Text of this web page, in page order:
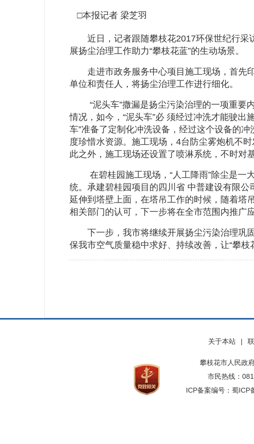
□本报记者 梁芝羽
近日，记者跟随攀枝花2017环保世纪行采
展扬尘治理工作助力“攀枝花蓝”的生动场景。
走进市政务服务中心项目施工现场，首先印
单位和责任人，将扬尘治理工作进行细化。
“泥头车”撒漏是扬尘污染治理的一项重要内
情况，如今，“泥头车”必 须经过冲洗才能驶
车”准备了定制化冲洗设备，经过这个设备的
度珍惜水资源。施工现场，4台防尘雾炮机不
此之外，施工现场还设置了喷淋系统，不时对
在碧桂园施工现场，“人工降雨”除尘是一大
统。承建碧桂园项目的四川省 中普建设有限公
延伸到塔壁上面，在塔吊工作的时候，随着塔
相关部门的认可，下一步将在全市范围内推广应
下一步，我市将继续开展扬尘污染治理巩固
保我市空气质量稳中求好、持续改善，让“攀枝
关于本站 |
攀枝花市人民政
市民热线：
ICP备案编号：蜀ICP